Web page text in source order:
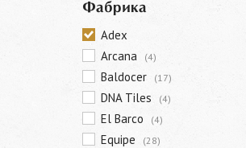
Фабрика
Adex
Arcana
(4)
Baldocer (17)
DNA Tiles (4)
El Barco (4)
Equipe (28)